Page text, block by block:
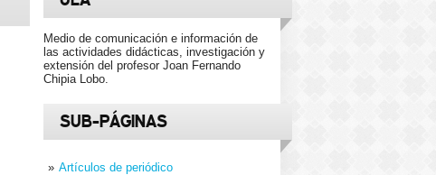
Medio de comunicación e información de
las actividades didácticas, investigación y
extensión del profesor Joan Fernando
Chipia Lobo.
SUB-PÁGINAS
Artículos de periódico